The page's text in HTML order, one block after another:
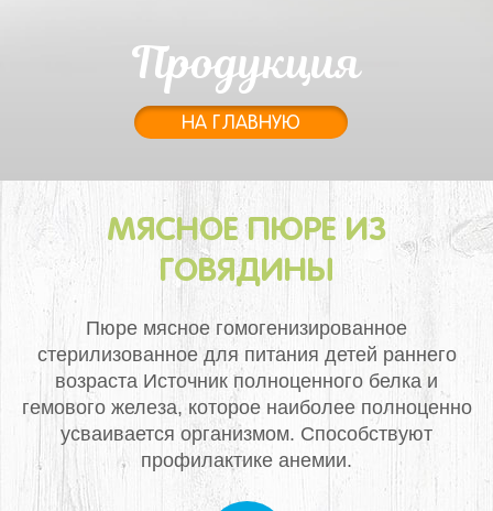
Продукция
НА ГЛАВНУЮ
МЯСНОЕ ПЮРЕ ИЗ
ГОВЯДИНЫ
Пюре мясное гомогенизированное
стерилизованное для питания детей раннего
возраста Источник полноценного белка и
гемового железа, которое наиболее полноценно
усваивается организмом. Способствуют
профилактике анемии.